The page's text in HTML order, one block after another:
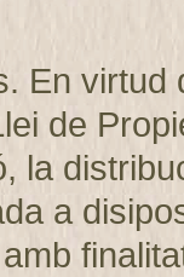
En virtud
de
la
a